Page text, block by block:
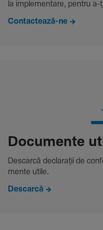
la imple­men­tare, pentru a-
Contactează-ne
Docu­mente
Descarcă decla­rații de
mente utile.
Descarcă